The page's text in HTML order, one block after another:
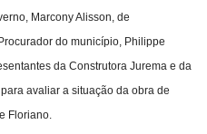
Marcony Alisson, de
do município, Philippe
da Construtora Jurema e da
avaliar a situação da obra de
Floriano.